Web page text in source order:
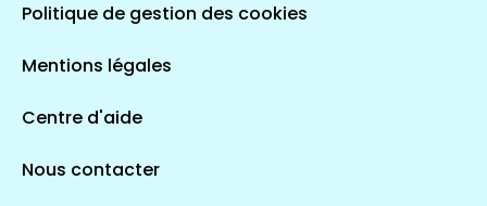
693 espaces de santé
324 espaces de santé
Loir-et-Cher
Politique de gestion des cookies
Mentions légales
Centre d'aide
Nous contacter